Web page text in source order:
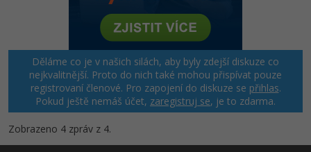
Děláme co je v našich silách, aby byly zdejší diskuze co
nejkvalitnější. Proto do nich také mohou přispívat pouze
registrovaní členové. Pro zapojení do diskuze se přihlas.
Pokud ještě nemáš účet, zaregistruj se, je to zdarma.
Zobrazeno 4 zpráv z 4.